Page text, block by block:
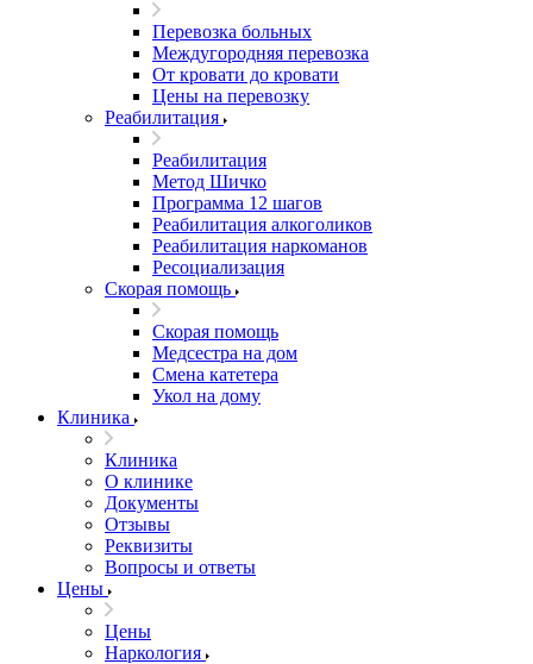
Перевозка больных
Междугородняя перевозка
От кровати до кровати
Цены на перевозку
Реабилитация
Реабилитация
Метод Шичко
Программа 12 шагов
Реабилитация алкоголиков
Реабилитация наркоманов
Ресоциализация
Скорая помощь
Скорая помощь
Медсестра на дом
Смена катетера
Укол на дому
Клиника
Клиника
О клинике
Документы
Отзывы
Реквизиты
Вопросы и ответы
Цены
Цены
Наркология